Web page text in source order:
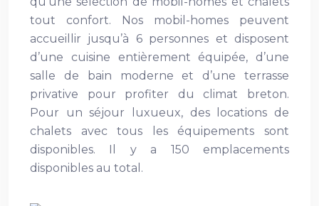
tout confort. Nos mobil-homes peuvent
accueillir jusqu’à 6 personnes et disposent
d’une cuisine entièrement équipée, d’une
salle de bain moderne et d’une terrasse
privative pour profiter du climat breton.
Pour un séjour luxueux, des locations de
chalets avec tous les équipements sont
disponibles. Il y a 150 emplacements
disponibles au total.